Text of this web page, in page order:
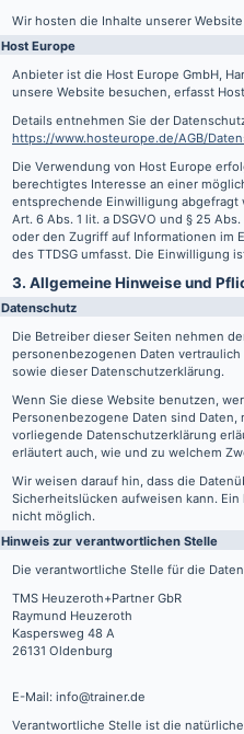
Wir hosten die Inhalte unserer
Host Europe
Anbieter ist die Host Europe GmbH,
unsere Website besuchen, erfasst
Details entnehmen Sie der
https://www.hosteurope.de/AGB/
Die Verwendung von Host Europe
berechtigtes Interesse an einer
entsprechende Einwilligung abgefragt
Art. 6 Abs. 1 lit. a DSGVO und § 25
oder den Zugriff auf Informationen im
des TTDSG umfasst. Die Einwilligung
3. Allgemeine Hinweise und
Datenschutz
Die Betreiber dieser Seiten nehmen
personenbezogenen Daten
sowie dieser Datenschutzerklärung.
Wenn Sie diese Website benutzen,
Personenbezogene Daten sind
vorliegende Datenschutzerklärung
erläutert auch, wie und zu welchem
Wir weisen darauf hin, dass die
Sicherheitslücken aufweisen kann.
nicht möglich.
Hinweis zur verantwortlichen Stelle
Die verantwortliche Stelle für die
TMS Heuzeroth+Partner GbR
Raymund Heuzeroth
Kaspersweg 48 A
26131 Oldenburg
E-Mail: info@trainer.de
Verantwortliche Stelle ist die